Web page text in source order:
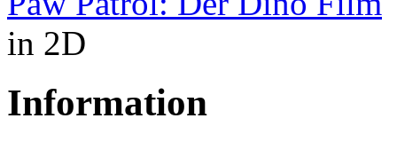
in 2D
Information